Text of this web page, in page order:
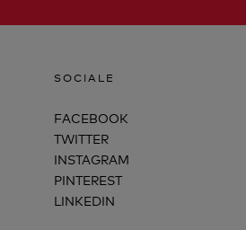
SOCIALE
FACEBOOK
TWITTER
INSTAGRAM
PINTEREST
LINKEDIN